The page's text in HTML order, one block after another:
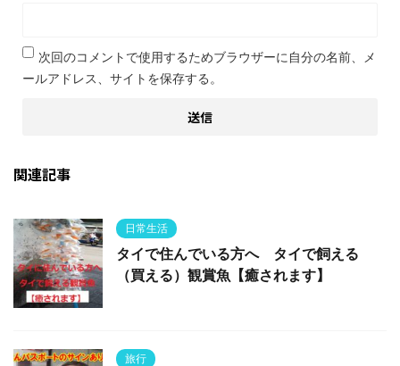
次回のコメントで使用するためブラウザーに自分の名前、メ
ールアドレス、サイトを保存する。
関連記事
日常生活
タイで住んでいる方へ タイで飼える
（買える）観賞魚【癒されます】
旅行